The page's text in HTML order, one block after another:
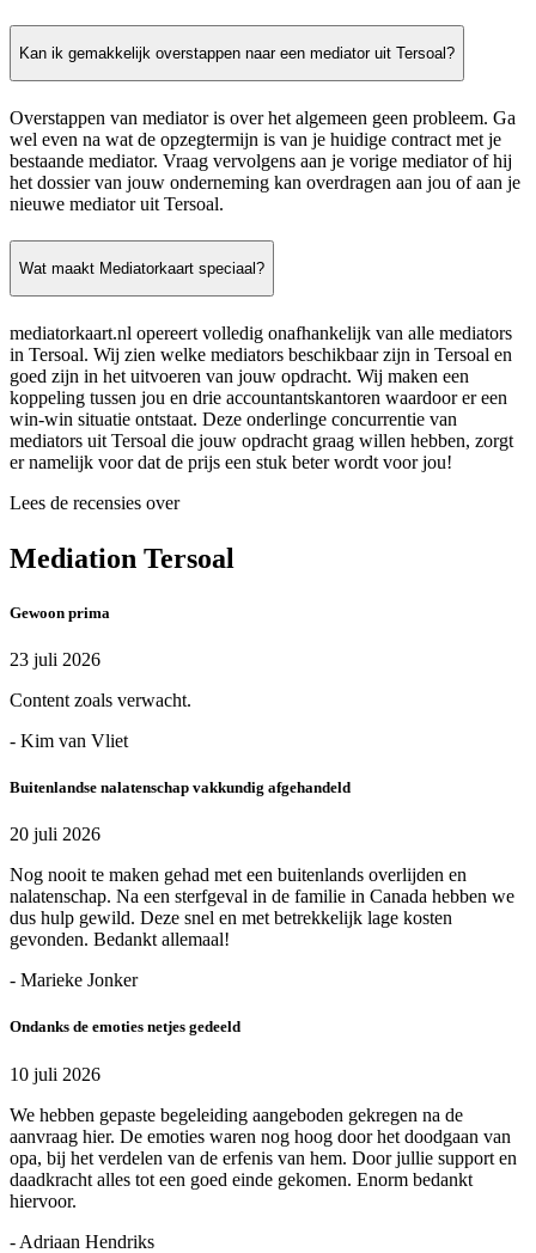
Kan ik gemakkelijk overstappen naar een mediator uit Tersoal?
Overstappen van mediator is over het algemeen geen probleem. Ga
wel even na wat de opzegtermijn is van je huidige contract met je
bestaande mediator. Vraag vervolgens aan je vorige mediator of hij
het dossier van jouw onderneming kan overdragen aan jou of aan je
nieuwe mediator uit Tersoal.
Wat maakt Mediatorkaart speciaal?
mediatorkaart.nl opereert volledig onafhankelijk van alle mediators
in Tersoal. Wij zien welke mediators beschikbaar zijn in Tersoal en
goed zijn in het uitvoeren van jouw opdracht. Wij maken een
koppeling tussen jou en drie accountantskantoren waardoor er een
win-win situatie ontstaat. Deze onderlinge concurrentie van
mediators uit Tersoal die jouw opdracht graag willen hebben, zorgt
er namelijk voor dat de prijs een stuk beter wordt voor jou!
Lees de recensies over
Mediation Tersoal
Gewoon prima
23 juli 2026
Content zoals verwacht.
- Kim van Vliet
Buitenlandse nalatenschap vakkundig afgehandeld
20 juli 2026
Nog nooit te maken gehad met een buitenlands overlijden en
nalatenschap. Na een sterfgeval in de familie in Canada hebben we
dus hulp gewild. Deze snel en met betrekkelijk lage kosten
gevonden. Bedankt allemaal!
- Marieke Jonker
Ondanks de emoties netjes gedeeld
10 juli 2026
We hebben gepaste begeleiding aangeboden gekregen na de
aanvraag hier. De emoties waren nog hoog door het doodgaan van
opa, bij het verdelen van de erfenis van hem. Door jullie support en
daadkracht alles tot een goed einde gekomen. Enorm bedankt
hiervoor.
- Adriaan Hendriks